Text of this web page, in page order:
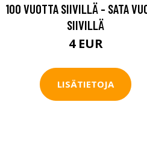
100 VUOTTA SIIVILLÄ - SATA
SIIVILLÄ
4 EUR
LISÄTIETOJA